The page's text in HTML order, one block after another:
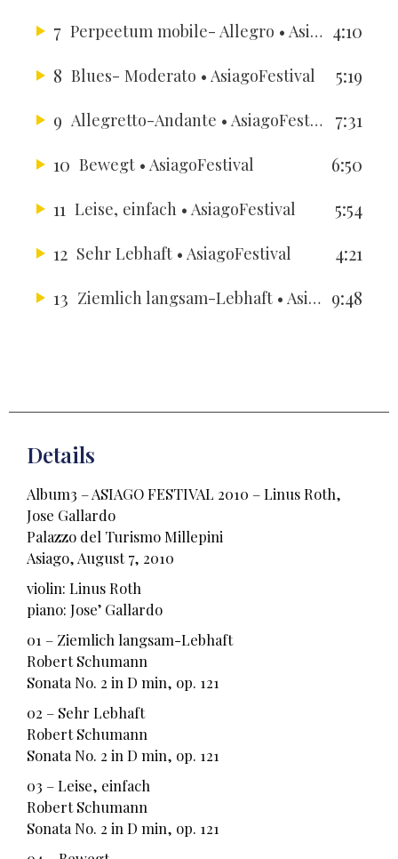
7 Perpeetum mobile- Allegro • AsiagoFestival
4:10
8 Blues- Moderato • AsiagoFestival
5:19
9 Allegretto-Andante • AsiagoFestival
7:31
10 Bewegt • AsiagoFestival
6:50
11 Leise, einfach • AsiagoFestival
5:54
12 Sehr Lebhaft • AsiagoFestival
4:21
13 Ziemlich langsam-Lebhaft • AsiagoFestival 9:48
Details
Album3 – ASIAGO FESTIVAL 2010 – Linus Roth,
Jose Gallardo
Palazzo del Turismo Millepini
Asiago, August 7, 2010
violin: Linus Roth
piano: Jose’ Gallardo
01 – Ziemlich langsam-Lebhaft
Robert Schumann
Sonata No. 2 in D min, op. 121
02 – Sehr Lebhaft
Robert Schumann
Sonata No. 2 in D min, op. 121
03 – Leise, einfach
Robert Schumann
Sonata No. 2 in D min, op. 121